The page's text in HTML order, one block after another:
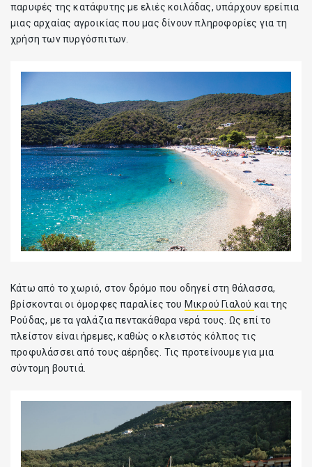
παρυφές της κατάφυτης με ελιές κοιλάδας, υπάρχουν ερείπια
μιας αρχαίας αγροικίας που μας δίνουν πληροφορίες για τη
χρήση των πυργόσπιτων.
Κάτω από το χωριό, στον δρόμο που οδηγεί στη θάλασσα,
βρίσκονται οι όμορφες παραλίες του Μικρού Γιαλού και της
Ρούδας, με τα γαλάζια πεντακάθαρα νερά τους. Ως επί το
πλείστον είναι ήρεμες, καθώς ο κλειστός κόλπος τις
προφυλάσσει από τους αέρηδες. Τις προτείνουμε για μια
σύντομη βουτιά.